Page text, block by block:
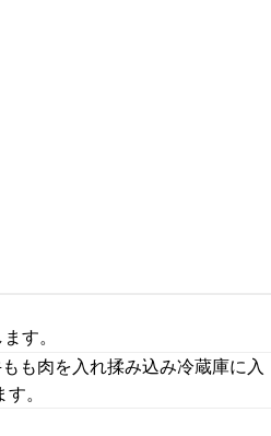
す。
も肉を入れ揉み込み冷蔵庫に入
。